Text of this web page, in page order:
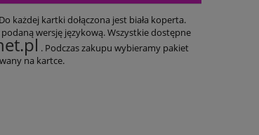
każdej kartki dołączona jest biała koperta.
wersję językową. Wszystkie dostępne
. Podczas zakupu wybieramy pakiet
na kartce.